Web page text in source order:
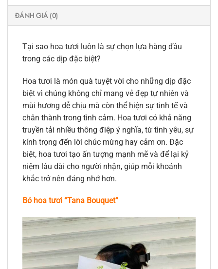
ĐÁNH GIÁ (0)
Tại sao hoa tươi luôn là sự chọn lựa hàng đầu
trong các dịp đặc biệt?
Hoa tươi là món quà tuyệt vời cho những dịp đặc
biệt vì chúng không chỉ mang vẻ đẹp tự nhiên và
mùi hương dễ chịu mà còn thể hiện sự tinh tế và
chân thành trong tình cảm. Hoa tươi có khả năng
truyền tải nhiều thông điệp ý nghĩa, từ tình yêu, sự
kính trọng đến lời chúc mừng hay cảm ơn. Đặc
biệt, hoa tươi tạo ấn tượng mạnh mẽ và để lại kỷ
niệm lâu dài cho người nhận, giúp mỗi khoảnh
khắc trở nên đáng nhớ hơn.
Bó hoa tươi “Tana Bouquet”